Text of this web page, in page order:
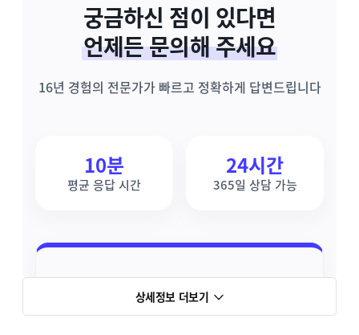
궁금하신 점이 있다면
언제든 문의해 주세요
16년 경험의 전문가가 빠르고 정확하게 답변드립니다
10분
평균 응답 시간
24시간
365일 상담 가능
상세정보 더보기